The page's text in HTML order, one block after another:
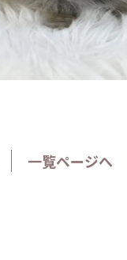
一覧ページへ